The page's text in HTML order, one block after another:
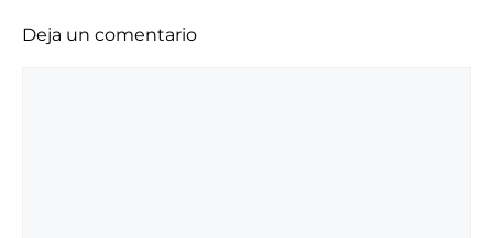
Deja un comentario